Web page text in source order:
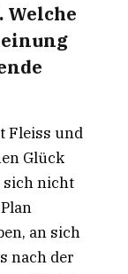
Fleiss und
Glück
sich nicht
an sich
nach der